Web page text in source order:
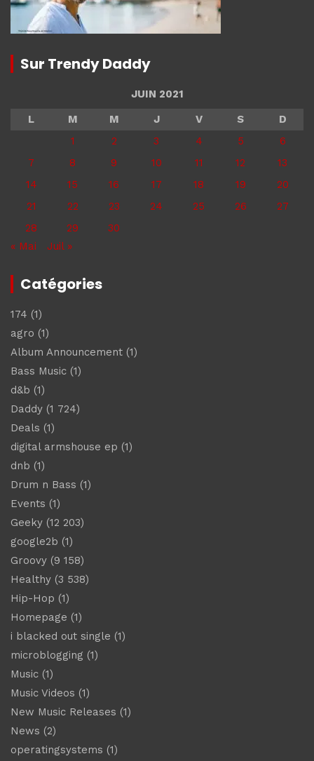
Sur Trendy Daddy
JUIN 2021
L
M M J V S
D
1
2 3 4 5
6
7
8 9 10 11 12
13
14
15 16 17 18 19
20
21
22 23 24 25 26
27
28
29
30
« Mai
Juil »
Catégories
174 (1)
agro (1)
Album Announcement (1)
Bass Music (1)
d&b (1)
Daddy (1 724)
Deals (1)
digital armshouse ep (1)
dnb (1)
Drum n Bass (1)
Events (1)
Geeky (12 203)
google2b (1)
Groovy (9 158)
Healthy (3 538)
Hip-Hop (1)
Homepage (1)
i blacked out single (1)
microblogging (1)
Music (1)
Music Videos (1)
New Music Releases (1)
News (2)
operatingsystems (1)